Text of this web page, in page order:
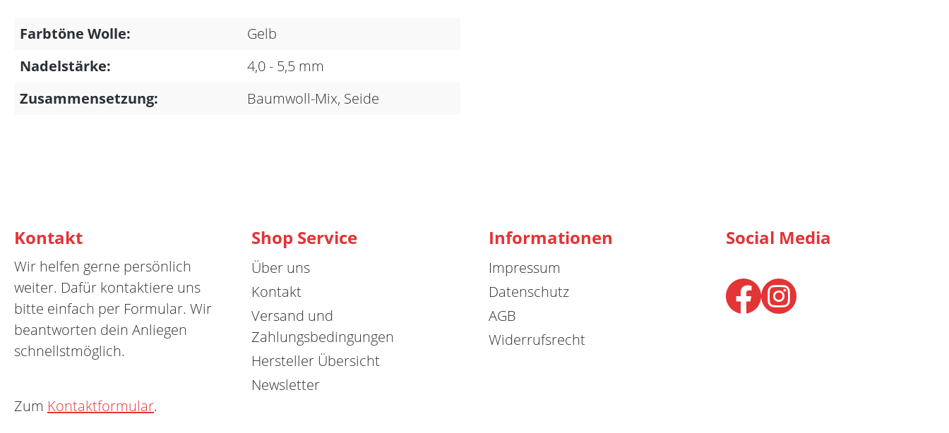
Farbtöne Wolle:
Gelb
Nadelstärke:
4,0 - 5,5 mm
Zusammensetzung:
Baumwoll-Mix, Seide
Kontakt
Wir helfen gerne persönlich
weiter. Dafür kontaktiere uns
bitte einfach per Formular. Wir
beantworten dein Anliegen
schnellstmöglich.
Zum Kontaktformular.
Shop Service
Über uns
Kontakt
Versand und
Zahlungsbedingungen
Hersteller Übersicht
Newsletter
Informationen
Impressum
Datenschutz
AGB
Widerrufsrecht
Social Media